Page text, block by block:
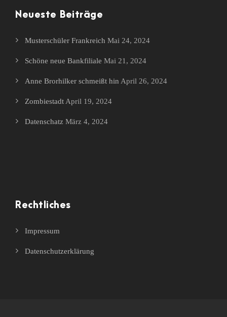
Neueste Beiträge
Musterschüler Frankreich Mai 24, 2024
Schöne neue Bankfiliale Mai 21, 2024
Anne Brorhilker schmeißt hin April 26, 2024
Zombiestadt April 19, 2024
Datenschatz März 4, 2024
Rechtliches
Impressum
Datenschutzerklärung